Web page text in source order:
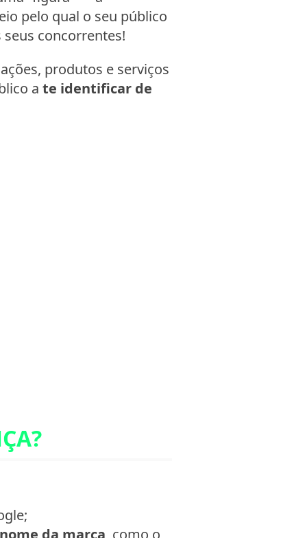
pelo qual o seu público
concorrentes!
produtos e serviços
a te identificar de